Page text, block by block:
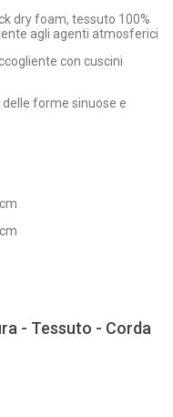
dry foam, tessuto 100%
agli agenti atmosferici
con cuscini
forme sinuose e
- Tessuto - Corda